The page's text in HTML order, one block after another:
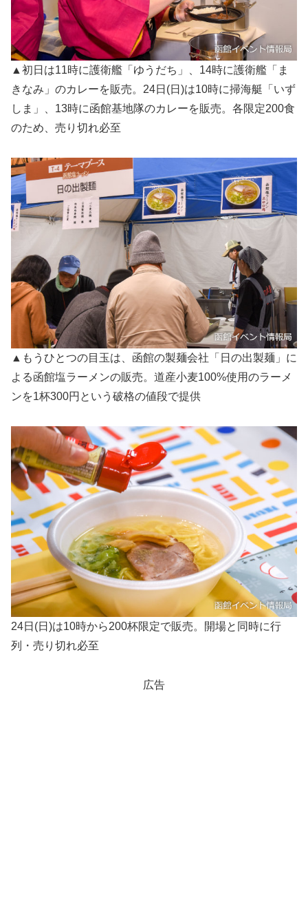
▲初日は11時に護衛艦「ゆうだち」、14時に護衛艦「ま
きなみ」のカレーを販売。24日(日)は10時に掃海艇「いず
しま」、13時に函館基地隊のカレーを販売。各限定200食
のため、売り切れ必至
▲もうひとつの目玉は、函館の製麺会社「日の出製麺」に
よる函館塩ラーメンの販売。道産小麦100%使用のラーメ
ンを1杯300円という破格の値段で提供
24日(日)は10時から200杯限定で販売。開場と同時に行
列・売り切れ必至
広告